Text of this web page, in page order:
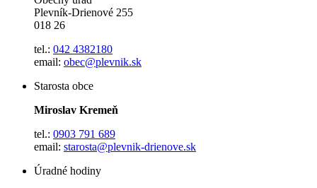
Plevník-Drienové 255
018 26
tel.: 042 4382180
email: obec@plevnik.sk
Starosta obce
Miroslav Kremeň
tel.: 0903 791 689
email: starosta@plevnik-drienove.sk
Úradné hodiny